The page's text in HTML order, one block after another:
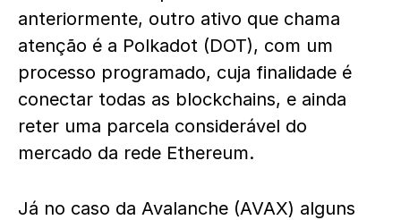
anteriormente, outro ativo que chama
atenção é a Polkadot (DOT), com um
processo programado, cuja finalidade é
conectar todas as blockchains, e ainda
reter uma parcela considerável do
mercado da rede Ethereum.
Já no caso da Avalanche (AVAX) alguns